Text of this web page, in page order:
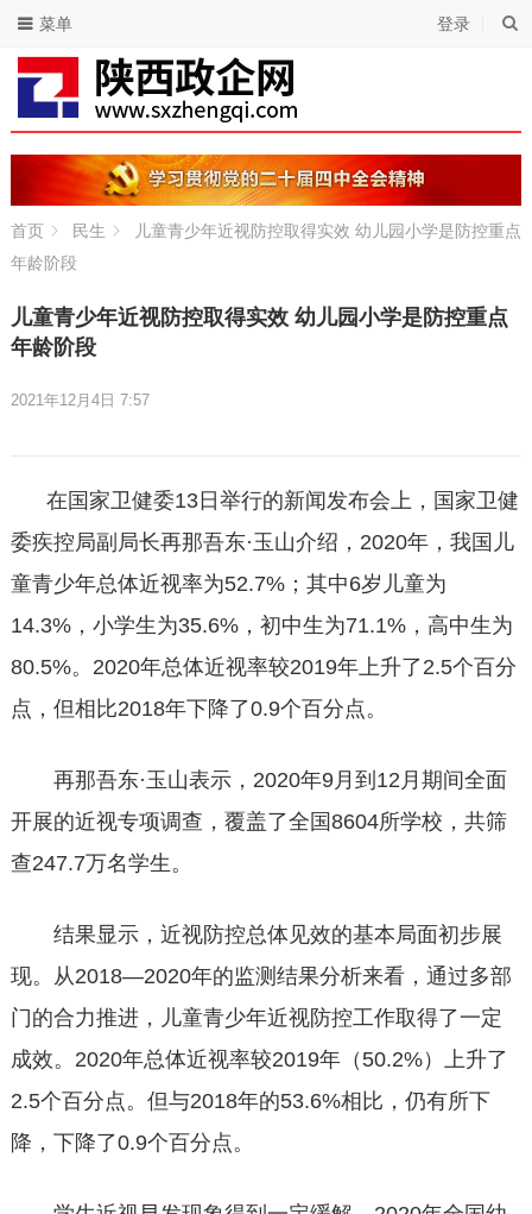
登录
菜单
首页 民生
儿童青少年近视防控取得实效 幼儿园小学是防控重点
年龄阶段
儿童青少年近视防控取得实效 幼儿园小学是防控重点
年龄阶段
2021年12月4日 7:57
在国家卫健委13日举行的新闻发布会上，国家卫健
委疾控局副局长再那吾东·玉山介绍，2020年，我国儿
童青少年总体近视率为52.7%；其中6岁儿童为
14.3%，小学生为35.6%，初中生为71.1%，高中生为
80.5%。2020年总体近视率较2019年上升了2.5个百分
点，但相比2018年下降了0.9个百分点。
再那吾东·玉山表示，2020年9月到12月期间全面
开展的近视专项调查，覆盖了全国8604所学校，共筛
查247.7万名学生。
结果显示，近视防控总体见效的基本局面初步展
现。从2018—2020年的监测结果分析来看，通过多部
门的合力推进，儿童青少年近视防控工作取得了一定
成效。2020年总体近视率较2019年（50.2%）上升了
2.5个百分点。但与2018年的53.6%相比，仍有所下
降，下降了0.9个百分点。